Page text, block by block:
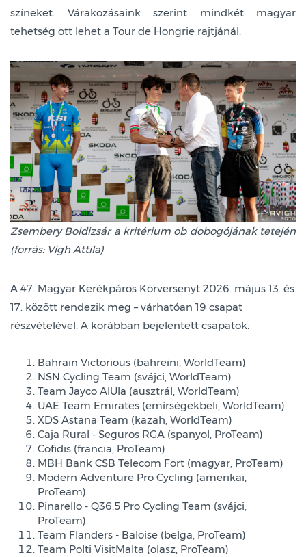
színeket. Várakozásaink szerint mindkét magyar
tehetség ott lehet a Tour de Hongrie rajtjánál.
Zsembery Boldizsár a kritérium ob dobogójának tetején
(forrás: Vígh Attila)
A 47. Magyar Kerékpáros Körversenyt 2026. május 13. és
17. között rendezik meg – várhatóan 19 csapat
részvételével. A korábban bejelentett csapatok:
Bahrain Victorious (bahreini, WorldTeam)
NSN Cycling Team (svájci, WorldTeam)
Team Jayco AlUla (ausztrál, WorldTeam)
UAE Team Emirates (emírségekbeli, WorldTeam)
XDS Astana Team (kazah, WorldTeam)
Caja Rural - Seguros RGA (spanyol, ProTeam)
Cofidis (francia, ProTeam)
MBH Bank CSB Telecom Fort (magyar, ProTeam)
Modern Adventure Pro Cycling (amerikai,
ProTeam)
Pinarello - Q36.5 Pro Cycling Team (svájci,
ProTeam)
Team Flanders - Baloise (belga, ProTeam)
Team Polti VisitMalta (olasz, ProTeam)